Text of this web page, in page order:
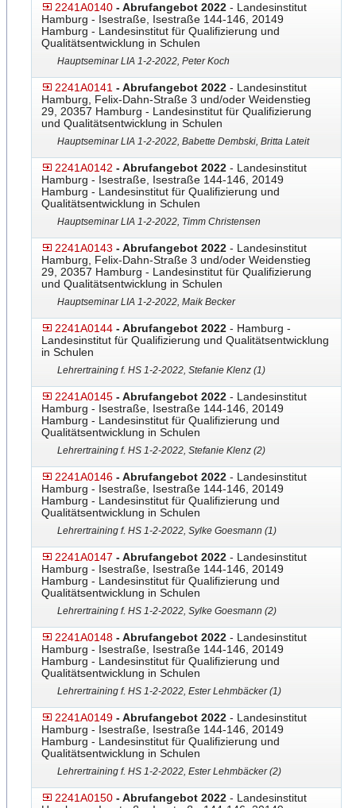
2241A0140 - Abrufangebot 2022 - Landesinstitut
Hamburg - Isestraße, Isestraße 144-146, 20149
Hamburg - Landesinstitut für Qualifizierung und
Qualitätsentwicklung in Schulen
Hauptseminar LIA 1-2-2022, Peter Koch
2241A0141 - Abrufangebot 2022 - Landesinstitut
Hamburg, Felix-Dahn-Straße 3 und/oder Weidenstieg
29, 20357 Hamburg - Landesinstitut für Qualifizierung
und Qualitätsentwicklung in Schulen
Hauptseminar LIA 1-2-2022, Babette Dembski, Britta Lateit
2241A0142 - Abrufangebot 2022 - Landesinstitut
Hamburg - Isestraße, Isestraße 144-146, 20149
Hamburg - Landesinstitut für Qualifizierung und
Qualitätsentwicklung in Schulen
Hauptseminar LIA 1-2-2022, Timm Christensen
2241A0143 - Abrufangebot 2022 - Landesinstitut
Hamburg, Felix-Dahn-Straße 3 und/oder Weidenstieg
29, 20357 Hamburg - Landesinstitut für Qualifizierung
und Qualitätsentwicklung in Schulen
Hauptseminar LIA 1-2-2022, Maik Becker
2241A0144 - Abrufangebot 2022 - Hamburg -
Landesinstitut für Qualifizierung und Qualitätsentwicklung
in Schulen
Lehrertraining f. HS 1-2-2022, Stefanie Klenz (1)
2241A0145 - Abrufangebot 2022 - Landesinstitut
Hamburg - Isestraße, Isestraße 144-146, 20149
Hamburg - Landesinstitut für Qualifizierung und
Qualitätsentwicklung in Schulen
Lehrertraining f. HS 1-2-2022, Stefanie Klenz (2)
2241A0146 - Abrufangebot 2022 - Landesinstitut
Hamburg - Isestraße, Isestraße 144-146, 20149
Hamburg - Landesinstitut für Qualifizierung und
Qualitätsentwicklung in Schulen
Lehrertraining f. HS 1-2-2022, Sylke Goesmann (1)
2241A0147 - Abrufangebot 2022 - Landesinstitut
Hamburg - Isestraße, Isestraße 144-146, 20149
Hamburg - Landesinstitut für Qualifizierung und
Qualitätsentwicklung in Schulen
Lehrertraining f. HS 1-2-2022, Sylke Goesmann (2)
2241A0148 - Abrufangebot 2022 - Landesinstitut
Hamburg - Isestraße, Isestraße 144-146, 20149
Hamburg - Landesinstitut für Qualifizierung und
Qualitätsentwicklung in Schulen
Lehrertraining f. HS 1-2-2022, Ester Lehmbäcker (1)
2241A0149 - Abrufangebot 2022 - Landesinstitut
Hamburg - Isestraße, Isestraße 144-146, 20149
Hamburg - Landesinstitut für Qualifizierung und
Qualitätsentwicklung in Schulen
Lehrertraining f. HS 1-2-2022, Ester Lehmbäcker (2)
2241A0150 - Abrufangebot 2022 - Landesinstitut